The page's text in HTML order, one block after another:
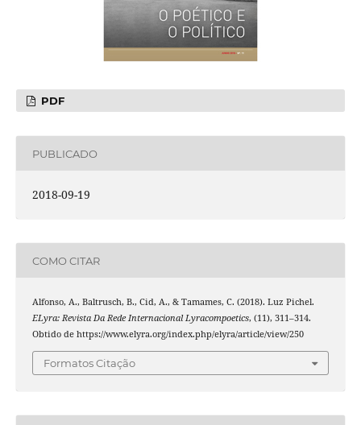
PDF
PUBLICADO
2018-09-19
COMO CITAR
Alfonso, A., Baltrusch, B., Cid, A., & Tamames, C. (2018). Luz Pichel.
ELyra: Revista Da Rede Internacional Lyracompoetics, (11), 311–314.
Obtido de https://www.elyra.org/index.php/elyra/article/view/250
Formatos Citação